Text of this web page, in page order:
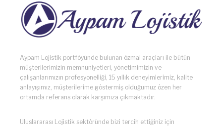
Aypam Lojistik portföyünde bulunan özmal araçları ile bütün
müşterilerimizin memnuniyetleri, yönetimimizin ve
çalışanlarımızın profesyonelliği, 15 yıllık deneyimlerimiz, kalite
anlayışımız, müşterilerime göstermiş olduğumuz özen her
ortamda referans olarak karşımıza çıkmaktadır.
Uluslararası Lojistik sektöründe bizi tercih ettiğiniz için